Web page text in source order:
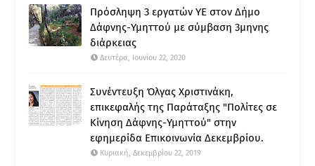
Πρόσληψη 3 εργατών ΥΕ στον Δήμο
Δάφνης-Υμηττού με σύμβαση 3μηνης
διάρκειας
Δευτέρα, Ιουνίου 22, 2020
Συνέντευξη Όλγας Χριστινάκη,
επικεφαλής της Παράταξης "Πολίτες σε
Κίνηση Δάφνης-Υμηττού" στην
εφημερίδα Επικοινωνία Δεκεμβρίου.
Κυριακή, Δεκεμβρίου 22, 2019